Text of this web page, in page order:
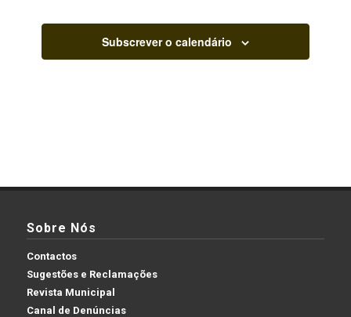
Subscrever o calendário
Sobre Nós
Contactos
Sugestões e Reclamações
Revista Municipal
Canal de Denúncias